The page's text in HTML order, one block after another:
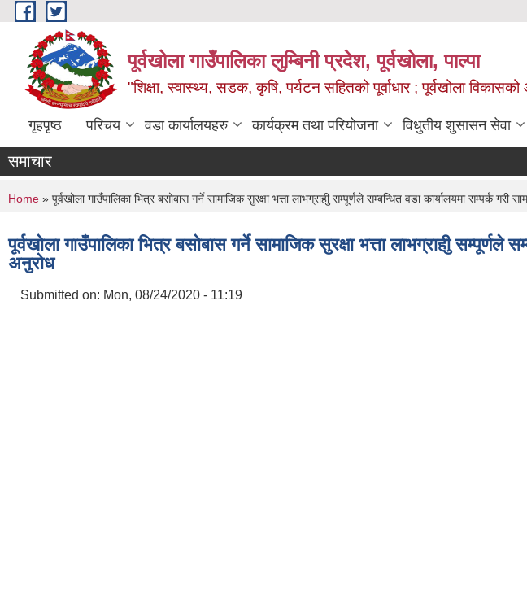
Skip to main content
पूर्वखोला गाउँपालिका लुम्बिनी प्रदेश, पूर्वखोला, पाल्पा
"शिक्षा, स्वास्थ्य, सडक, कृषि, पर्यटन सहितको पूर्वाधार ; पूर्वखोला
गृहपृष्ठ परिचय वडा कार्यालयहरु कार्यक्रम तथा परियोजना विधुतीय शुसासन सेवा
समाचार
You are here
Home » पूर्वखोला गाउँपालिका भित्र बसोबास गर्ने सामाजिक सुरक्षा भत्ता लाभग्राहीु सम्पूर्णले सम्बन्धित वडा कार्यालयमा सम्पर्क
पूर्वखोला गाउँपालिका भित्र बसोबास गर्ने सामाजिक सुरक्षा भत्ता लाभग्राहीु
अनुरोध
Submitted on: Mon, 08/24/2020 - 11:19